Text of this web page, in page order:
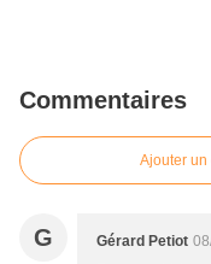
Commentaires
Ajouter un
G Gérard Petiot